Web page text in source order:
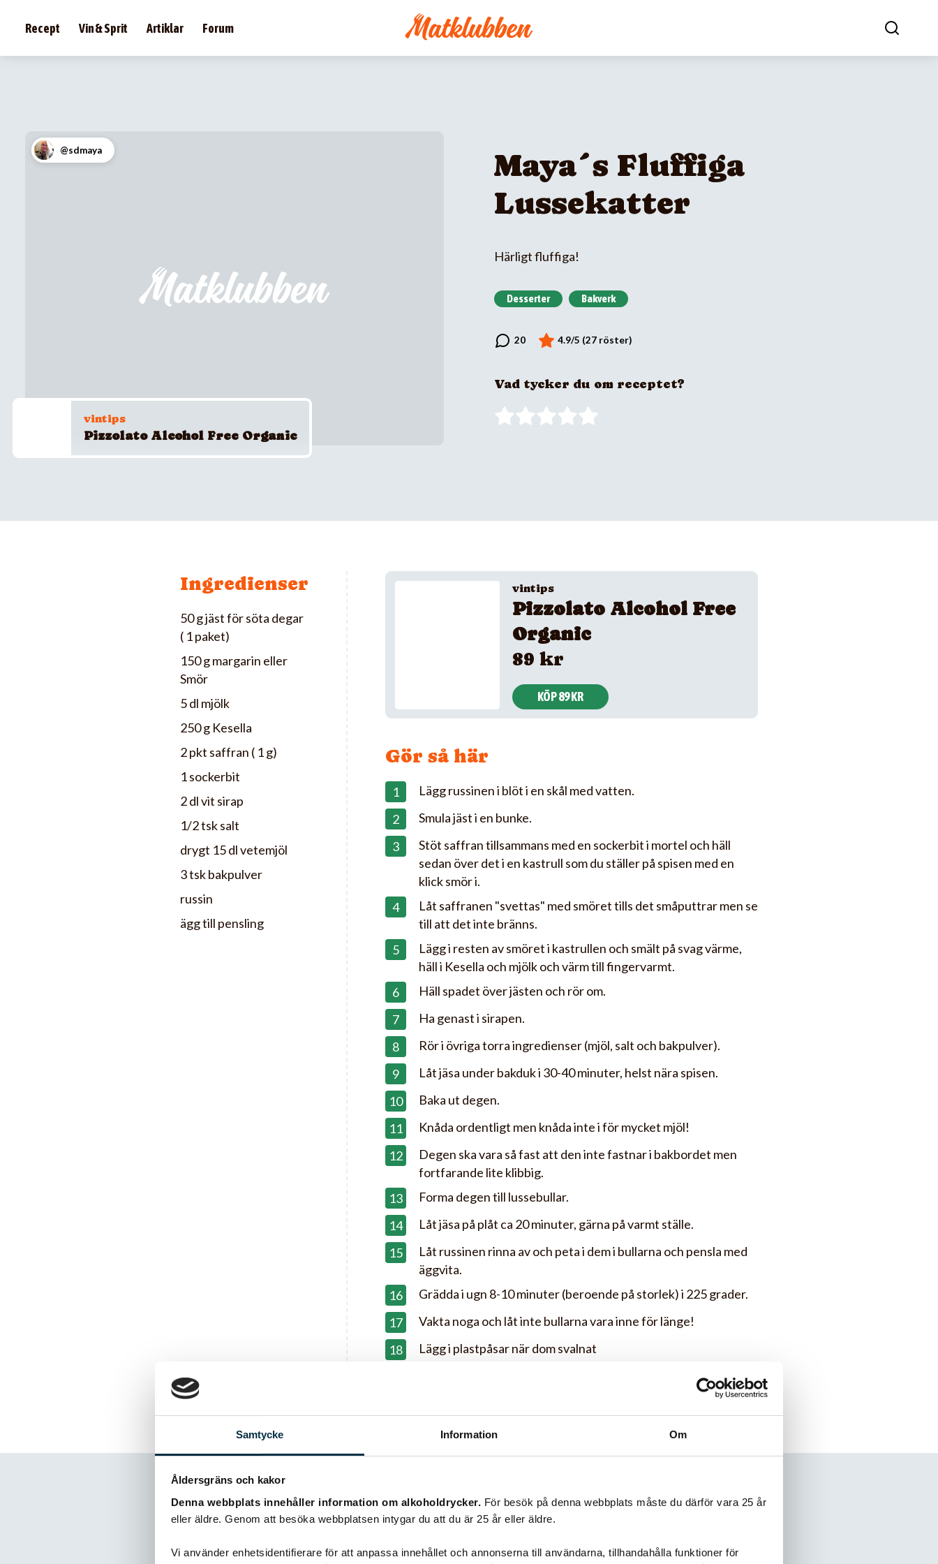
Samtycke Information Om
Åldersgräns och kakor
Denna webbplats innehåller information om alkoholdrycker. För besök på denna webbplats måste du därför vara 25 år
eller äldre. Genom att besöka webbplatsen intygar du att du är 25 år eller äldre.
Vi använder enhetsidentifierare för att anpassa innehållet och annonserna till användarna, tillhandahålla funktioner för
Recept Vin & Sprit Artiklar Forum
@sdmaya
vintips
Pizzolato Alcohol Free Organic
Maya´s Fluffiga
Lussekatter
Härligt fluffiga!
Desserter Bakverk
Vad tycker du om receptet?
Ingredienser
50 g jäst för söta degar
( 1 paket)
150 g margarin eller
Smör
5 dl mjölk
250 g Kesella
2 pkt saffran ( 1 g)
1 sockerbit
2 dl vit sirap
1/2 tsk salt
drygt 15 dl vetemjöl
3 tsk bakpulver
russin
ägg till pensling
vintips
Pizzolato Alcohol Free
Organic
89 kr
KÖP 89 KR
Gör så här
Lägg russinen i blöt i en skål med vatten.
Smula jäst i en bunke.
Stöt saffran tillsammans med en sockerbit i mortel och häll
sedan över det i en kastrull som du ställer på spisen med en
klick smör i.
Låt saffranen "svettas" med smöret tills det småputtrar men se
till att det inte bränns.
Lägg i resten av smöret i kastrullen och smält på svag värme,
häll i Kesella och mjölk och värm till fingervarmt.
Häll spadet över jästen och rör om.
Ha genast i sirapen.
Rör i övriga torra ingredienser (mjöl, salt och bakpulver).
Låt jäsa under bakduk i 30-40 minuter, helst nära spisen.
Baka ut degen.
Knåda ordentligt men knåda inte i för mycket mjöl!
Degen ska vara så fast att den inte fastnar i bakbordet men
fortfarande lite klibbig.
Forma degen till lussebullar.
Låt jäsa på plåt ca 20 minuter, gärna på varmt ställe.
Låt russinen rinna av och peta i dem i bullarna och pensla med
äggvita.
Grädda i ugn 8-10 minuter (beroende på storlek) i 225 grader.
Vakta noga och låt inte bullarna vara inne för länge!
Lägg i plastpåsar när dom svalnat
Man kan göra Lussehjärtan med, Det är Dotterns kreation :) på